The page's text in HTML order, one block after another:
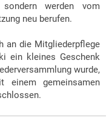
werden vom
neu berufen.
an die Mitgliederpflege
ein kleines Geschenk
wurde,
gemeinsamen